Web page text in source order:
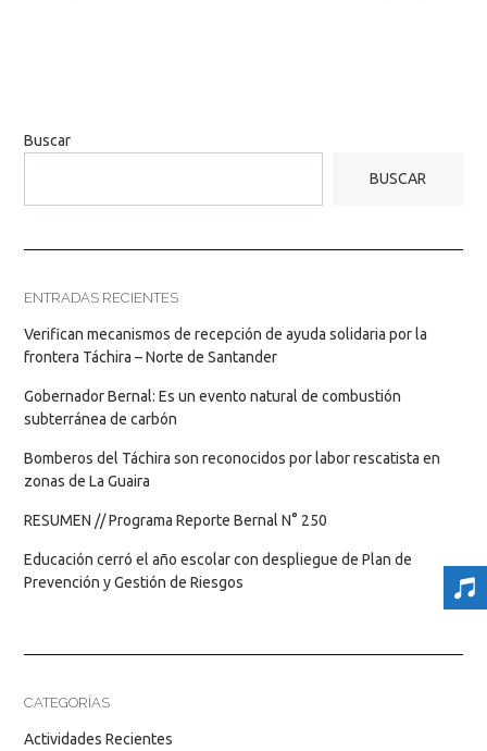
Buscar
BUSCAR
ENTRADAS RECIENTES
Verifican mecanismos de recepción de ayuda solidaria por la
frontera Táchira – Norte de Santander
Gobernador Bernal: Es un evento natural de combustión
subterránea de carbón
Bomberos del Táchira son reconocidos por labor rescatista en
zonas de La Guaira
RESUMEN // Programa Reporte Bernal N° 250
Educación cerró el año escolar con despliegue de Plan de
Prevención y Gestión de Riesgos
CATEGORÍAS
Actividades Recientes